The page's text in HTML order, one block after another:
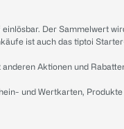
Der Sammelwert
ist auch das tiptoi
Aktionen und
und Wertkarten,